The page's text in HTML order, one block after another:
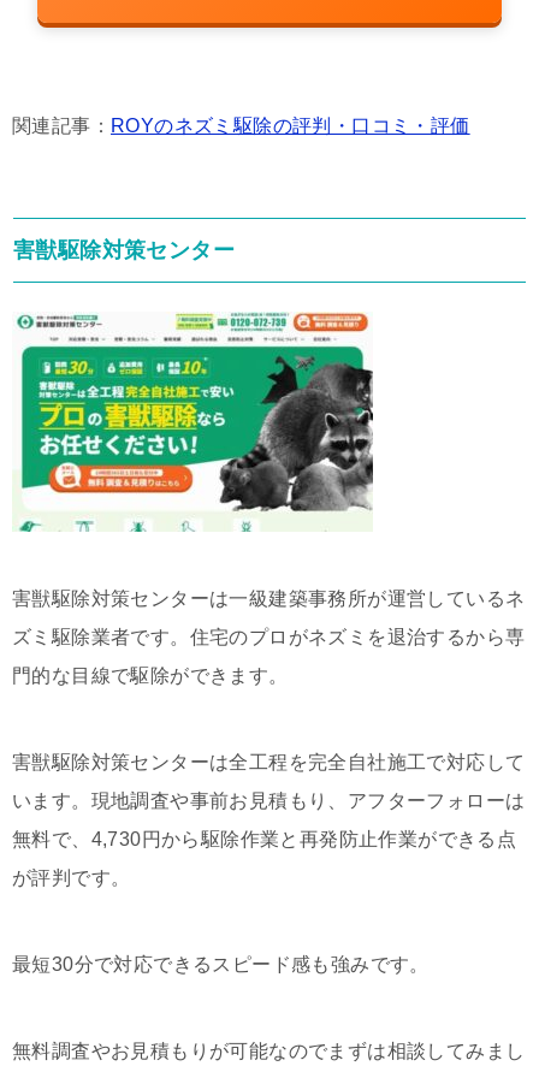
関連記事： ROYのネズミ駆除の評判・口コミ・評価
害獣駆除対策センター
害獣駆除対策センターは一級建築事務所が運営しているネ
ズミ駆除業者です。住宅のプロがネズミを退治するから専
門的な目線で駆除ができます。
害獣駆除対策センターは全工程を完全自社施工で対応して
います。現地調査や事前お見積もり、アフターフォローは
無料で、4,730円から駆除作業と再発防止作業ができる点
が評判です。
最短30分で対応できるスピード感も強みです。
無料調査やお見積もりが可能なのでまずは相談してみまし